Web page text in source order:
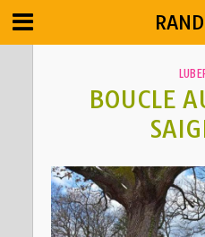
BOUCLE